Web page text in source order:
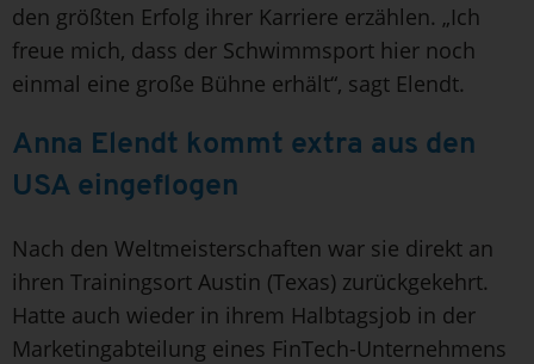
den größten Erfolg ihrer Karriere erzählen. „Ich
freue mich, dass der Schwimmsport hier noch
einmal eine große Bühne erhält“, sagt Elendt.
Anna Elendt kommt extra aus den
USA eingeflogen
Nach den Weltmeisterschaften war sie direkt an
ihren Trainingsort Austin (Texas) zurückgekehrt.
Hatte auch wieder in ihrem Halbtagsjob in der
Marketingabteilung eines FinTech-Unternehmens